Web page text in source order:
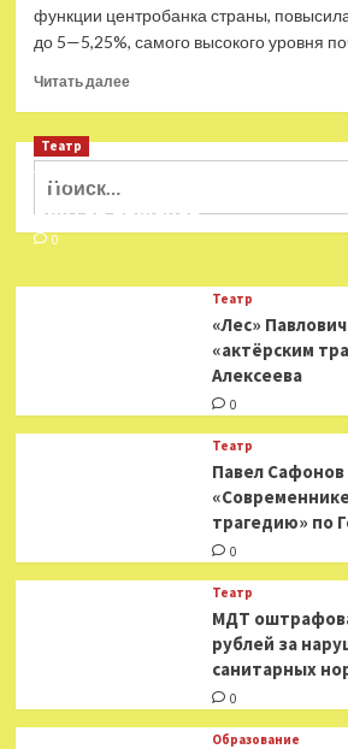
разрушительных
последствиях
США
в
случае
функции центробанка страны,
до 5—5,25%, самого высокого уровня
Читать далееПрочитать
От
—
к
ФРС
повысила
процентную
Найти:
Театр
Ушёл из жизни театральный
Виктор Баженов
0
Театр
«Лес»
«актёрским
Алексеева
0
Театр
Павел Сафонов
трагедию» по
0
Театр
МДТ
рублей за
санитарных
0
Образование